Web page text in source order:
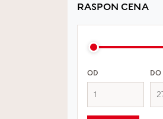
RASPON CENA
OD DO